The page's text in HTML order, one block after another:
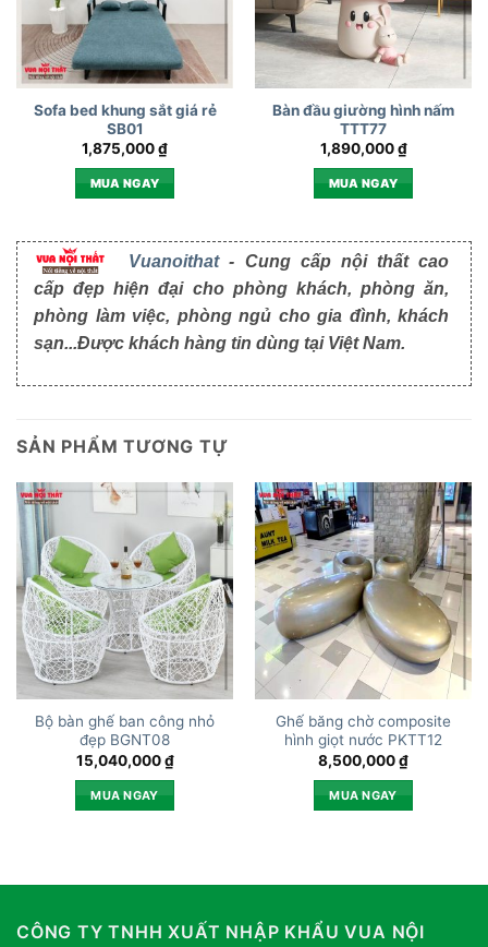
Sofa bed khung sắt giá rẻ
SB01
1,875,000₫
MUA NGAY
Bàn đầu giường hình nấm
TTT77
1,890,000₫
MUA NGAY
Vuanoithat- Cung cấp nội thất cao
cấp đẹp hiện đại cho phòng khách, phòng ăn,
phòng làm việc, phòng ngủ cho gia đình, khách
sạn...Được khách hàng tin dùng tại Việt Nam.
SẢN PHẨM TƯƠNG TỰ
Bộ bàn ghế ban công nhỏ
đẹp BGNT08
15,040,000₫
MUA NGAY
Ghế băng chờ composite
hình giọt nước PKTT12
8,500,000₫
MUA NGAY
CÔNG TY TNHH XUẤT NHẬP KHẨU VUA NỘI